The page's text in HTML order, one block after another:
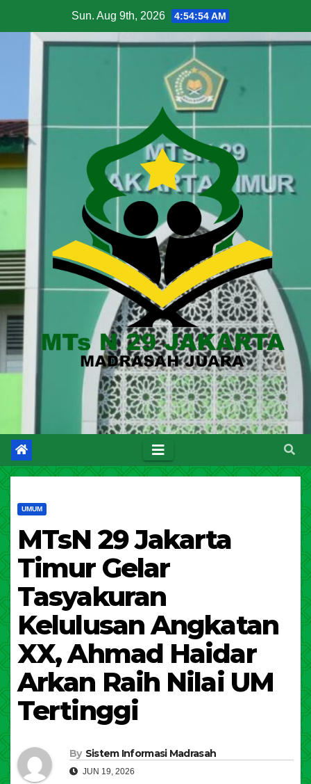
Sun. Aug 9th, 2026 4:54:56 AM
UMUM
MTsN 29 Jakarta
Timur Gelar
Tasyakuran
Kelulusan Angkatan
XX, Ahmad Haidar
Arkan Raih Nilai UM
Tertinggi
By Sistem Informasi Madrasah
JUN 19, 2026